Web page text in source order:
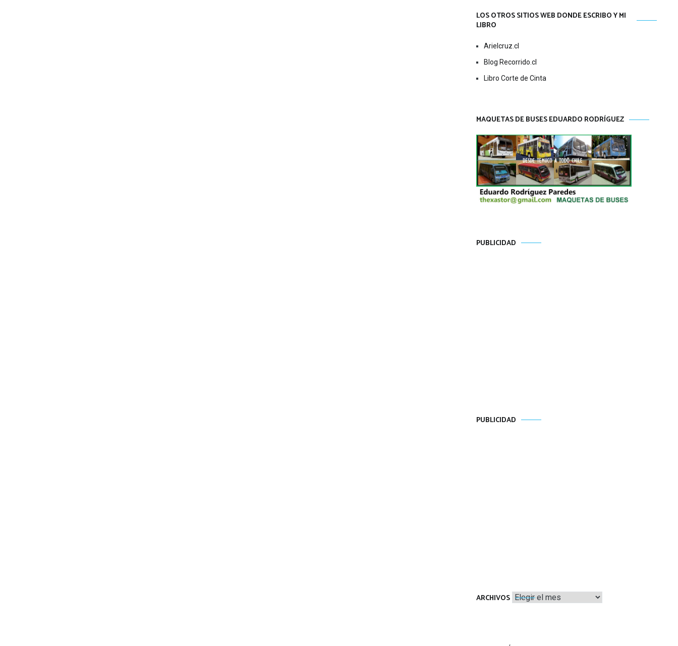
LOS OTROS SITIOS WEB DONDE ESCRIBO Y MI
LIBRO
Arielcruz.cl
Blog Recorrido.cl
Libro Corte de Cinta
MAQUETAS DE BUSES EDUARDO RODRÍGUEZ
PUBLICIDAD
PUBLICIDAD
ARCHIVOS Archivos